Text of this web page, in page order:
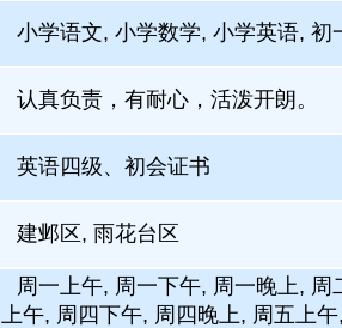
小学语文, 小学数学, 小学英语,
认真负责，有耐心，活泼开朗。
英语四级、初会证书
建邺区, 雨花台区
周一上午, 周一下午, 周一晚上,
上午, 周四下午, 周四晚上, 周五上